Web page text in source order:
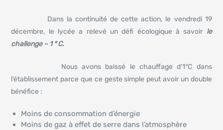
Dans la continuité de cette action, le vendredi 19
décembre, le lycée a relevé un défi écologique à savoir le
challenge – 1 ° C.
Nous avons baissé le chauffage d’1°C dans
l’établissement parce que ce geste simple peut avoir un double
bénéfice :
Moins de consommation d’énergie
Moins de gaz à effet de serre dans l’atmosphère